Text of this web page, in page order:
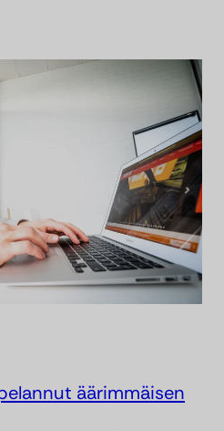
äärimmäisen